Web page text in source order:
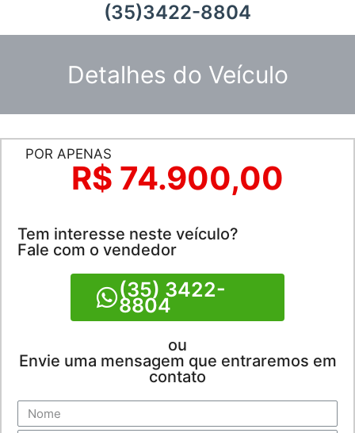
(35)3422-8804
Detalhes do Veículo
POR APENAS
R$ 74.900,00
Tem interesse neste veículo?
Fale com o vendedor
(35) 3422-
8804
ou
Envie uma mensagem que entraremos em
contato